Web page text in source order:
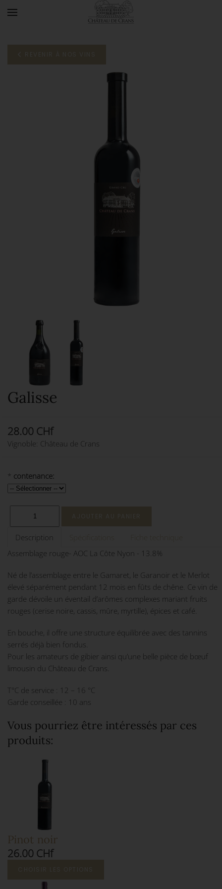
Galisse
28.00 CHf
Vignoble: Château de Crans
* contenance:
Description
Assemblage rouge- AOC La Côte Nyon - 13.8%
Né de l’assemblage entre le Gamaret, le Garanoir et le Merlot
élevé séparément pendant 12 mois en fûts de chêne. Ce vin de
garde dévoile un éventail d’arômes complexes mariant fruits
rouges (cerise noire, cassis, mûre, myrtille), épices et café.
En bouche, il offre une structure équilibrée avec des tannins
serrés déjà bien fondus.
Pour les amateurs de gibier ainsi qu’une belle pièce de bœuf
limousin du Château de Crans.
T°C de service : 12 – 16 °C
Garde conseillée : 10 ans
Vous pourriez être intéressés par ces
produits:
Pinot noir
26.00 CHf